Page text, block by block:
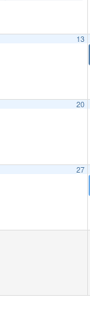
13
20
27